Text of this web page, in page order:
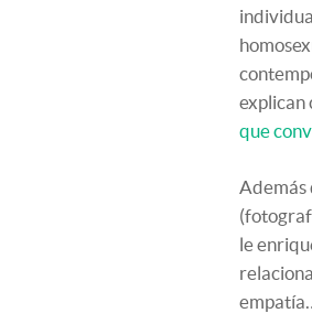
explican
que
Además
le